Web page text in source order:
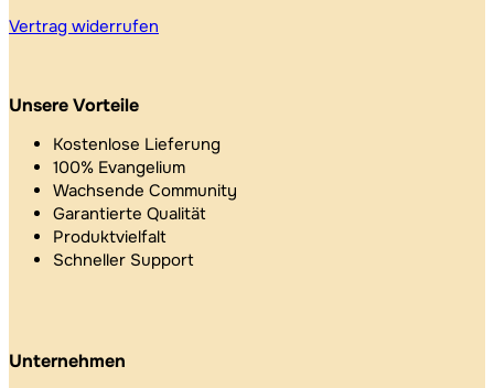
Vertrag widerrufen
Unsere Vorteile
Kostenlose Lieferung
100% Evangelium
Wachsende Community
Garantierte Qualität
Produktvielfalt
Schneller Support
Unternehmen